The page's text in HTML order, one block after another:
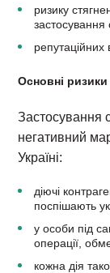
ризику
застосування
репутаційних
Основні
Застосування
негативний
Україні:
діючі
поспішають
у особи під
операції,
кожна дія